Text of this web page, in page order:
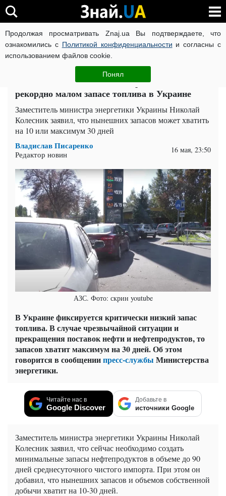
Продолжая просматривать Znaj.ua Вы подтверждаете, что
ознакомились с Политикой конфиденциальности и согласны с
использованием файлов cookie.
Понял
ВОЙНА РОССИИ ПРОТИВ УКРАИНЫ КОРОНАВИРУС В
Auto.Знай ЧИТАТИ УКРАЇНСЬКОЮ
Хватит на 10 дней: в Минэнерго заявили о
рекордно малом запасе топлива в Украине
Заместитель министра энергетики Украины Николай
Колесник заявил, что нынешних запасов может хватить
на 10 или максимум 30 дней
Владислав Писаренко
Редактор новин 16 мая, 23:50
АЗС. Фото: скрин youtube
В Украине фиксируется критически низкий запас
топлива. В случае чрезвычайной ситуации и
прекращения поставок нефти и нефтепродуктов, то
запасов хватит максимум на 30 дней. Об этом
говорится в сообщениипресс-службы Министерства
энергетики.
Читайте нас в
Google Discover
Добавьте в
источники Google
Заместитель министра энергетики Украины Николай
Колесник заявил, что сейчас необходимо создать
минимальные запасы нефтепродуктов в объеме до 90
дней среднесуточного чистого импорта. При этом он
добавил, что нынешних запасов и объемов собственной
добычи хватит на 10-30 дней.